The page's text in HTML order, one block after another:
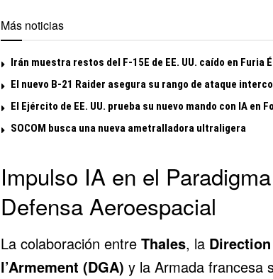
Más noticias
Irán muestra restos del F-15E de EE. UU. caído en Furia
El nuevo B-21 Raider asegura su rango de ataque
El Ejército de EE. UU. prueba su nuevo mando con IA en
SOCOM busca una nueva ametralladora ultraligera
Impulso IA en el
Defensa Aeroespacial
La colaboración entre Thales, la
l’Armement (DGA) y la Armada francesa